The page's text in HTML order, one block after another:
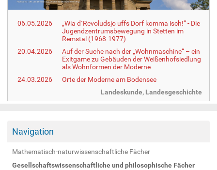
06.05.2026
„Wia d´Revoludsjo uffs Dorf komma isch!“ - Die
Jugendzentrumsbewegung in Stetten im
Remstal (1968-1977)
20.04.2026
Auf der Suche nach der „Wohnmaschine“ – ein
Exitgame zu Gebäuden der Weißenhofsiedlung
als Wohnformen der Moderne
24.03.2026
Orte der Moderne am Bodensee
Landeskunde, Landesgeschichte
Navigation
Mathematisch-naturwissenschaftliche Fächer
Gesellschaftswissenschaftliche und philosophische Fächer